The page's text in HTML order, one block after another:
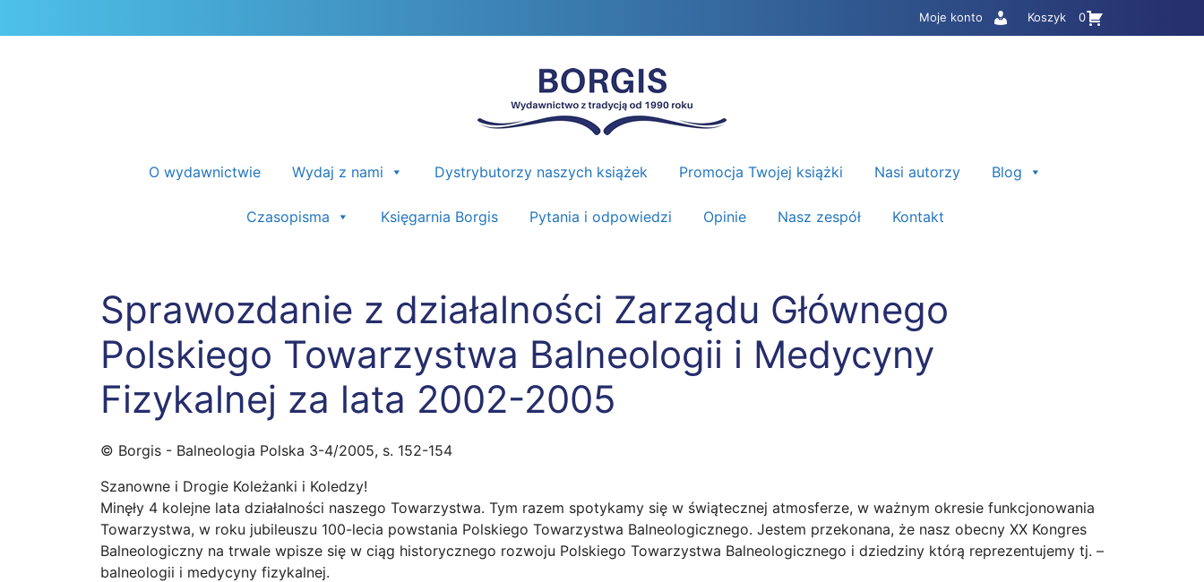
do
Moje konto Koszyk 0
O wydawnictwie Wydaj z nami Dystrybutorzy naszych książek Promocja Twojej książki Nasi autorzy Blog
Czasopisma Księgarnia Borgis Pytania i odpowiedzi Opinie Nasz zespół Kontakt
Sprawozdanie z działalności Zarządu Głównego
Polskiego Towarzystwa Balneologii i Medycyny
Fizykalnej za lata 2002-2005
© Borgis - Balneologia Polska 3-4/2005, s. 152-154
Szanowne i Drogie Koleżanki i Koledzy!
Minęły 4 kolejne lata działalności naszego Towarzystwa. Tym razem spotykamy się w świątecznej atmosferze, w ważnym okresie funkcjonowania
Towarzystwa, w roku jubileuszu 100-lecia powstania Polskiego Towarzystwa Balneologicznego. Jestem przekonana, że nasz obecny XX Kongres
Balneologiczny na trwale wpisze się w ciąg historycznego rozwoju Polskiego Towarzystwa Balneologicznego i dziedziny którą reprezentujemy tj. –
balneologii i medycyny fizykalnej.